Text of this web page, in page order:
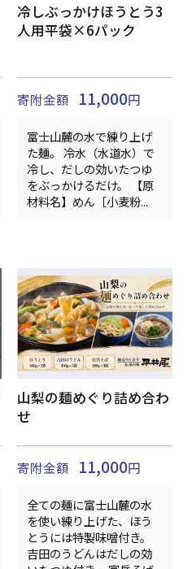
冷しぶっかけほうとう3
人用平袋×6パック
寄附金額 11,000円
富士山麓の水で練り上げ
た麺。 冷水（水道水）で
冷し、だしの効いたつゆ
をぶっかけるだけ。 【原
材料名】めん［小麦粉...
山梨の麺めぐり詰め合わ
せ
寄附金額 11,000円
全ての麺に富士山麓の水
を使い練り上げた、ほう
とうには特製味噌付き。
吉田のうどんはだしの効